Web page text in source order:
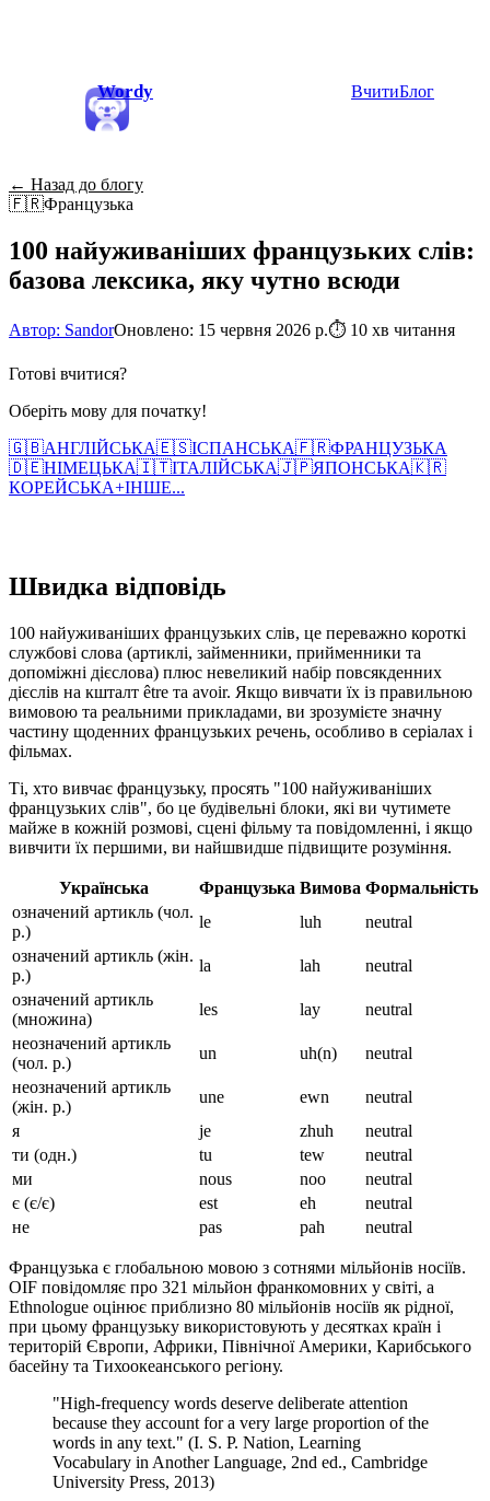
Wordy ВчитиБлог
← Назад до блогу
🇫🇷Французька
100 найуживаніших французьких слів:
базова лексика, яку чутно всюди
Автор: SandorОновлено: 15 червня 2026 р.⏱ 10 хв читання
Готові вчитися?
Оберіть мову для початку!
🇬🇧АНГЛІЙСЬКА🇪🇸ІСПАНСЬКА🇫🇷ФРАНЦУЗЬКА
🇩🇪НІМЕЦЬКА🇮🇹ІТАЛІЙСЬКА🇯🇵ЯПОНСЬКА🇰🇷
КОРЕЙСЬКА+ІНШЕ...
Швидка відповідь
100 найуживаніших французьких слів, це переважно короткі
службові слова (артиклі, займенники, прийменники та
допоміжні дієслова) плюс невеликий набір повсякденних
дієслів на кшталт être та avoir. Якщо вивчати їх із правильною
вимовою та реальними прикладами, ви зрозумієте значну
частину щоденних французьких речень, особливо в серіалах і
фільмах.
Ті, хто вивчає французьку, просять "100 найуживаніших
французьких слів", бо це будівельні блоки, які ви чутимете
майже в кожній розмові, сцені фільму та повідомленні, і якщо
вивчити їх першими, ви найшвидше підвищите розуміння.
Українська Французька Вимова Формальність
означений артикль (чол.
р.)
le luh
neutral
означений артикль (жін.
р.)
la lah
neutral
означений артикль
(множина)
les lay
neutral
неозначений артикль
(чол. р.)
un uh(n)
neutral
неозначений артикль
(жін. р.)
une ewn
neutral
я
je zhuh
neutral
ти (одн.)
tu tew
neutral
ми
nous noo
neutral
є (є/є)
est eh
neutral
не
pas pah neutral
Французька є глобальною мовою з сотнями мільйонів носіїв.
OIF повідомляє про 321 мільйон франкомовних у світі, а
Ethnologue оцінює приблизно 80 мільйонів носіїв як рідної,
при цьому французьку використовують у десятках країн і
територій Європи, Африки, Північної Америки, Карибського
басейну та Тихоокеанського регіону.
"High-frequency words deserve deliberate attention
because they account for a very large proportion of the
words in any text." (I. S. P. Nation, Learning
Vocabulary in Another Language, 2nd ed., Cambridge
University Press, 2013)